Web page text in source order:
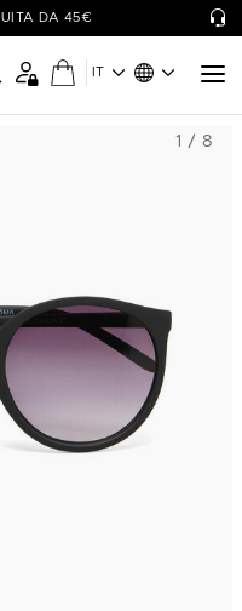
DA 45€
IT
1 / 8